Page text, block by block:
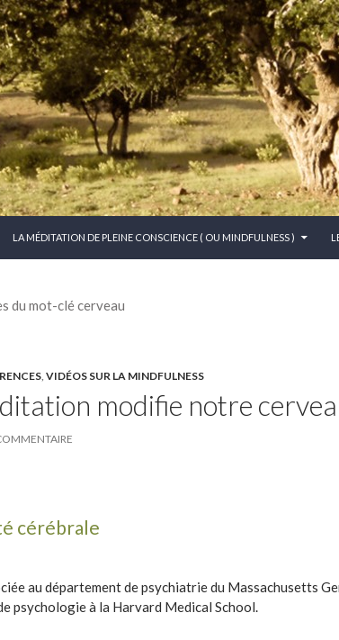
LA MÉDITATION DE PLEINE CONSCIENCE ( OU MINDFULNESS )
du mot-clé cerveau
, VIDÉOS SUR LA MINDFULNESS
modifie notre
cérébrale
au département de psychiatrie du Massachusetts
psychologie à la Harvard Medical School.